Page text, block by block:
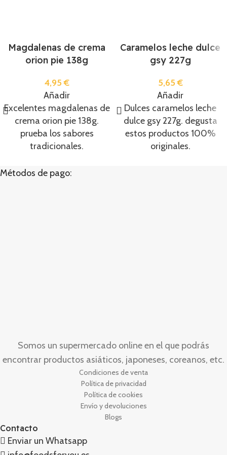
Magdalenas de crema
orion pie 138g
4,95€
Añadir
Excelentes magdalenas de
crema orion pie 138g.
prueba los sabores
tradicionales.
Caramelos leche dulce
gsy 227g
5,65€
Añadir
Dulces caramelos leche
dulce gsy 227g. degusta
estos productos 100%
originales.
Métodos de pago:
Somos un supermercado online en el que podrás
encontrar productos asiáticos, japoneses, coreanos, etc.
Condiciones de venta
Política de privacidad
Política de cookies
Envío y devoluciones
Blogs
Contacto
Enviar un Whatsapp